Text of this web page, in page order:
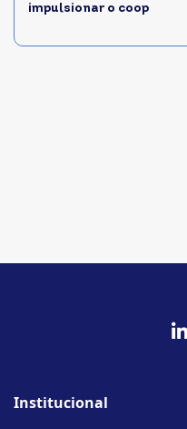
impulsionar o coop
Institucional